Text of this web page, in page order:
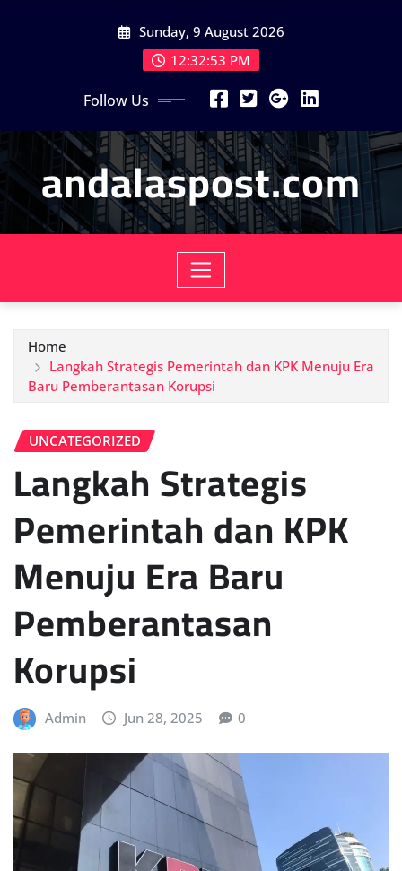
Sunday, 9 August 2026
12:32:54 PM
Follow Us
andalaspost.com
Home
Langkah Strategis Pemerintah dan KPK Menuju Era
Baru Pemberantasan Korupsi
UNCATEGORIZED
Langkah Strategis
Pemerintah dan KPK
Menuju Era Baru
Pemberantasan
Korupsi
Admin Jun 28, 2025 0